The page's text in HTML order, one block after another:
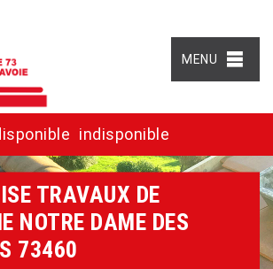
MENU
indisponible
TRAVAUX DE
NOTRE DAME DES
73460